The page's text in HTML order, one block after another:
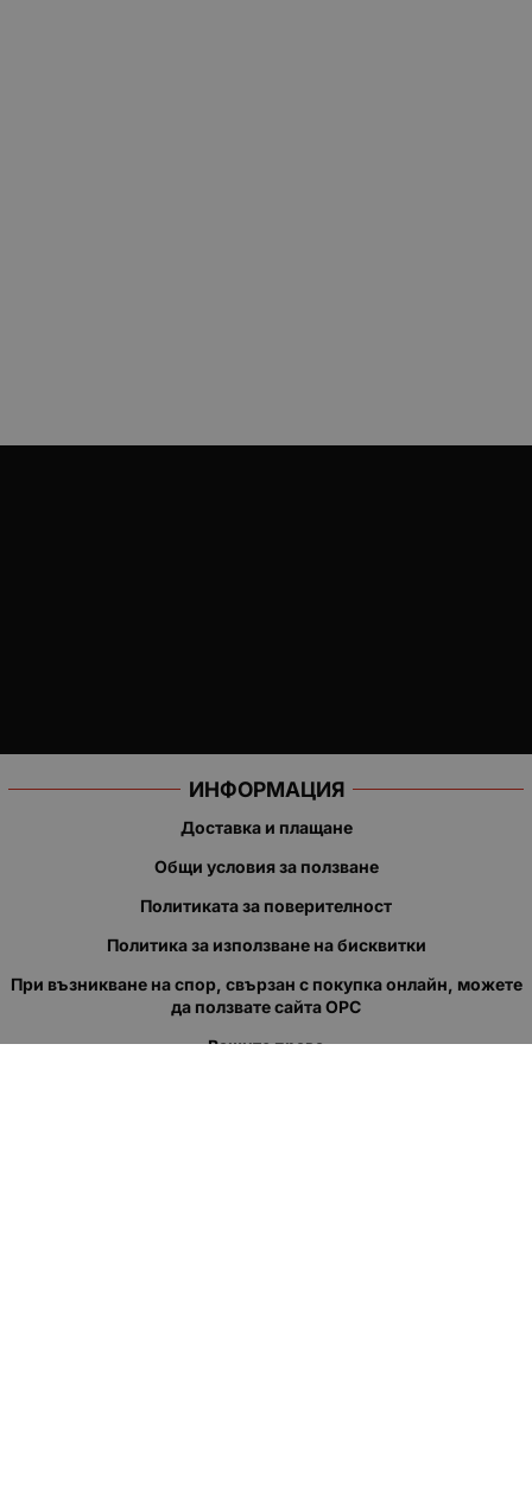
ИНФОРМАЦИЯ
Доставка и плащане
Общи условия за ползване
Политиката за поверителност
Политика за използване на бисквитки
При възникване на спор, свързан с покупка онлайн, можете
да ползвате сайта ОРС
Вашите права